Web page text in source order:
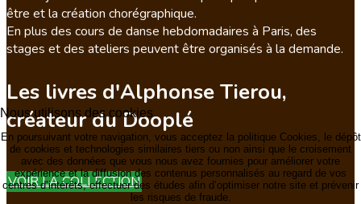
être et la création chorégraphique.
En plus des cours de danse hebdomadaires à Paris, des
stages et des ateliers peuvent être organisés à la demande.
Les livres d'Alphonse Tierou,
créateur du Dooplé
VOIR LA COLLECTION
Nous utilisons des cookies
En poursuivant votre navigation, vous acceptez la politique Cookies, le dépôt
de cookies et technologies similaires tiers ou non ainsi que le croisement
avec des données que vous nous avez fournies pour améliorer votre
expérience et la diffusion des contenus personnalisés au regard de vos
centres d’intérêts, effectuer des études afin d’optimiser notre site et prévenir
les risques de fraude.